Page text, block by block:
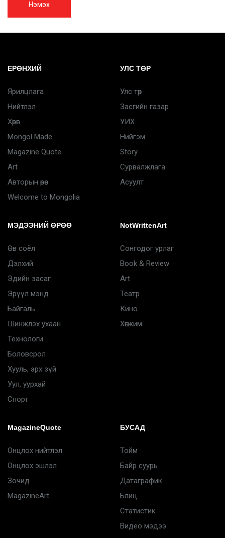
Нэмэх
ЕРӨНХИЙ
Ярилцлага
Нийтлэл
Хөрөг
Mongol Made
Magazine Quote
Art
Авторын өрөө
Welcome to Mongolia
УЛС ТӨР
Улс төр
Засгийн газар
УИХ
Нийгэм
Story
Сурвалжлага
Асуулт
МЭДЭЭНИЙ ӨРӨӨ
Өв соёл
Дэлхий
Эдийн засаг
Эрүүл мэнд
Байгаль
Шинжлэх ухаан
Технологи
Боловсрол
Хууль, эрх зүй
Уул, уурхай
Спорт
NotWrittenArt
Сонгодог урлаг
Book & Review
Art
Театр
Кино
Хөгжим
MagazineQuote
Онцлох нийтлэл
Онцлох эшлэл
Зочид
MagazineArt
БУСАД
Тойм
Байр суурь
Датаграфик
Блиц
Статистик
Видео мэдээ